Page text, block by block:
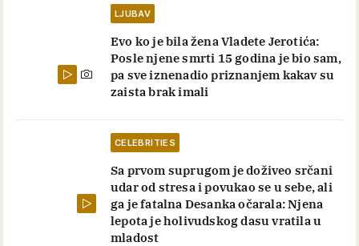
LJUBAV
Evo ko je bila žena Vladete Jerotića:
Posle njene smrti 15 godina je bio sam,
pa sve iznenadio priznanjem kakav su
zaista brak imali
CELEBRITIES
Sa prvom suprugom je doživeo srčani
udar od stresa i povukao se u sebe, ali
ga je fatalna Desanka očarala: Njena
lepota je holivudskog dasu vratila u
mladost